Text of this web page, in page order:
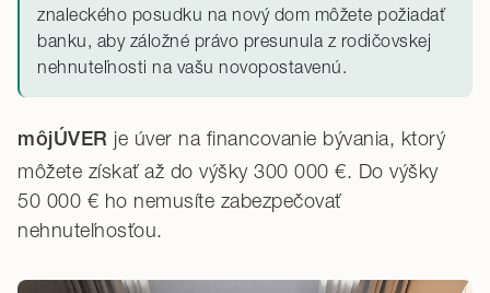
znaleckého posudku na nový dom môžete požiadať
banku, aby záložné právo presunula z rodičovskej
nehnuteľnosti na vašu novopostavenú.
môjÚVER je úver na financovanie bývania, ktorý
môžete získať až do výšky 300 000 €. Do výšky
50 000 € ho nemusíte zabezpečovať
nehnuteľnosťou.